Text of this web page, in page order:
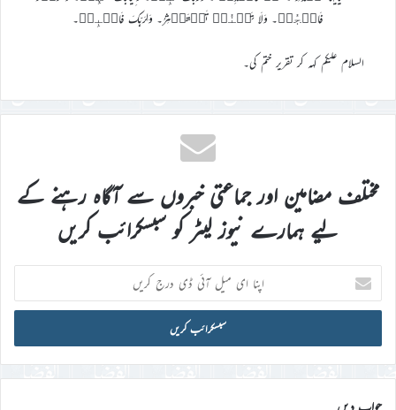
فَاہۡجُرۡ۔ وَلَا تَمۡنُنۡ تَسۡتَکۡثِرُ۔ وَلِرَبِّکَ فَاصۡبِرۡ۔
السلام علیکم کہہ کر تقریر ختم کی۔
مختلف مضامین اور جماعتی خبروں سے آگاہ رہنے کے
لیے ہمارے نیوز لیٹر کو سبسکرائب کریں
اپنا
ای
میل
ڈی
درج
کریں